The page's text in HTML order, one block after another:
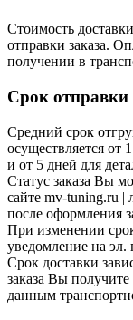
Стоимость
отправки заказа.
получении в
Срок отправки
Средний срок
осуществляется от
и от 5 дней для
Статус заказа Вы
сайте mv-tuning.ru |
после оформления
При изменении
уведомление на эл.
Срок доставки
заказа Вы получите
данным